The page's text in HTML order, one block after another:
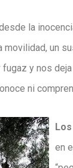
la
un
fugaz y nos
ni
en